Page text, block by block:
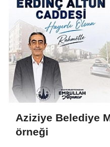
Aziziye Belediye
örneği